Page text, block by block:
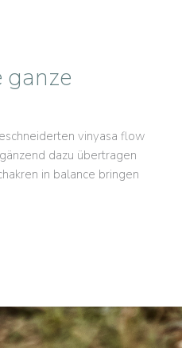
vinyasa flow
dazu übertragen
in balance bringen